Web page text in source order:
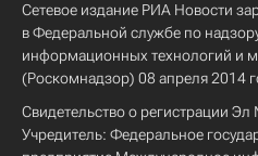
Сетевое издание РИА Новости
в Федеральной службе по
информационных технологий и
(Роскомнадзор) 08 апреля 2014
Свидетельство о регистрации
Учредитель: Федеральное